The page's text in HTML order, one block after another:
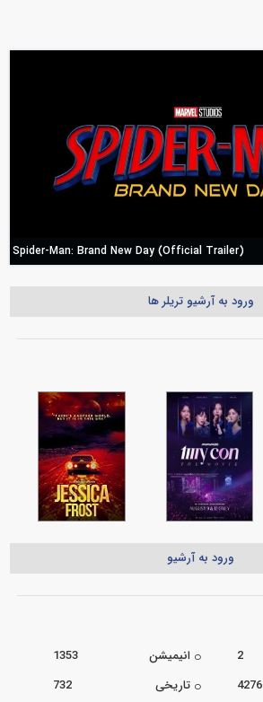
Spider-Man: Brand New Day (Official Trailer)
ورود به آرشیو تریلر ها
ورود به آرشیو
2 انیمیشن
1353
4276 تاریخی
732